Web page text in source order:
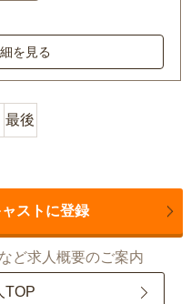
を見る
最後
ストに登録
ど求人概要のご案内
TOP